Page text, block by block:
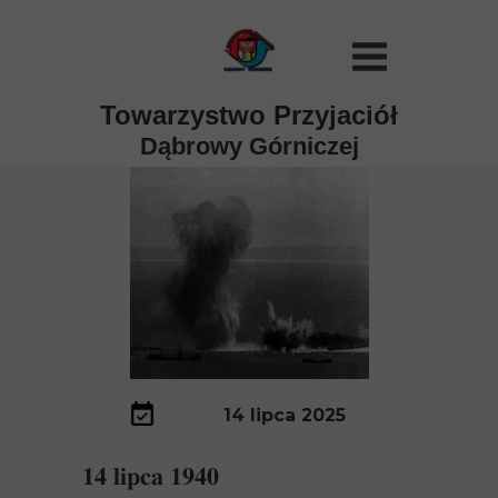
14 lipca 2025
𝟏𝟒 𝐥𝐢𝐩𝐜𝐚 𝟏𝟗𝟒𝟎
Towarzystwo Przyjaciół
Dąbrowy Górniczej